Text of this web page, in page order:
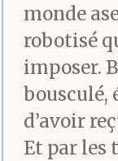
monde
robotisé
imposer.
bousculé,
d’avoir
Et par les